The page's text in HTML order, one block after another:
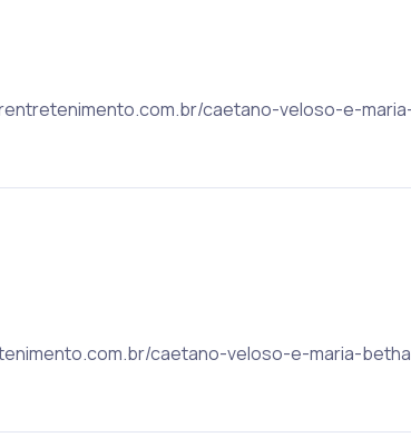
caetano-veloso-e-
caetano-veloso-e-maria-